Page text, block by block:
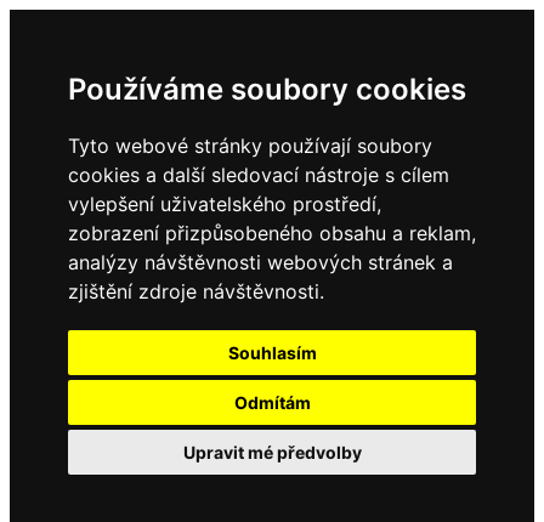
Používáme soubory cookies
Tyto webové stránky používají soubory
cookies a další sledovací nástroje s cílem
vylepšení uživatelského prostředí,
zobrazení přizpůsobeného obsahu a reklam,
analýzy návštěvnosti webových stránek a
zjištění zdroje návštěvnosti.
Souhlasím
Odmítám
Upravit mé předvolby